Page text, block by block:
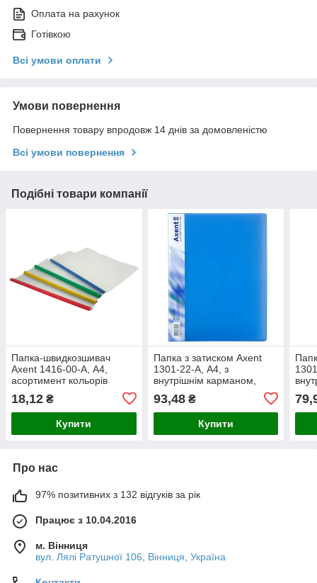
Оплата на рахунок
Готівкою
Всі умови оплати
Умови повернення
Повернення товару впродовж 14 днів за домовленістю
Всі умови повернення
Подібні товари компанії
Папка-швидкозшивач
Axent 1416-00-A, А4,
асортимент кольорів
18,12 ₴
Купити
Папка з затиском Axent
1301-22-A, А4, з
внутрішнім карманом,
93,48₴
Купити
Про нас
97% позитивних з 132 відгуків за рік
Працює з 10.04.2016
м. Вінниця
вул. Лялі Ратушної 106, Вінниця, Україна